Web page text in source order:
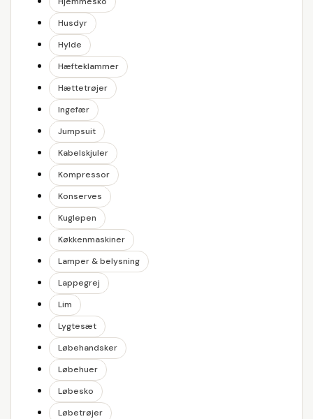
Husdyr
Hylde
Hæfteklammer
Hættetrøjer
Ingefær
Jumpsuit
Kabelskjuler
Kompressor
Konserves
Kuglepen
Køkkenmaskiner
Lamper & belysning
Lappegrej
Lim
Lygtesæt
Løbehandsker
Løbehuer
Løbesko
Løbetrøjer